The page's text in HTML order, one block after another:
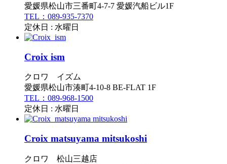
愛媛県松山市三番町4-7-7 愛媛汽船ビル1F
TEL：089-935-7370
定休日 : 水曜日
Croix ism
クロワ イズム
愛媛県松山市湊町4-10-8 BE-FLAT 1F
TEL：089-968-1500
定休日 : 水曜日
Croix matsuyama mitsukoshi
クロワ 松山三越店